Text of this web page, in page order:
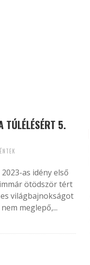
TÚLÉLÉSÉRT 5.
as idény első
ötödször tért
világbajnokságot
meglepő,...